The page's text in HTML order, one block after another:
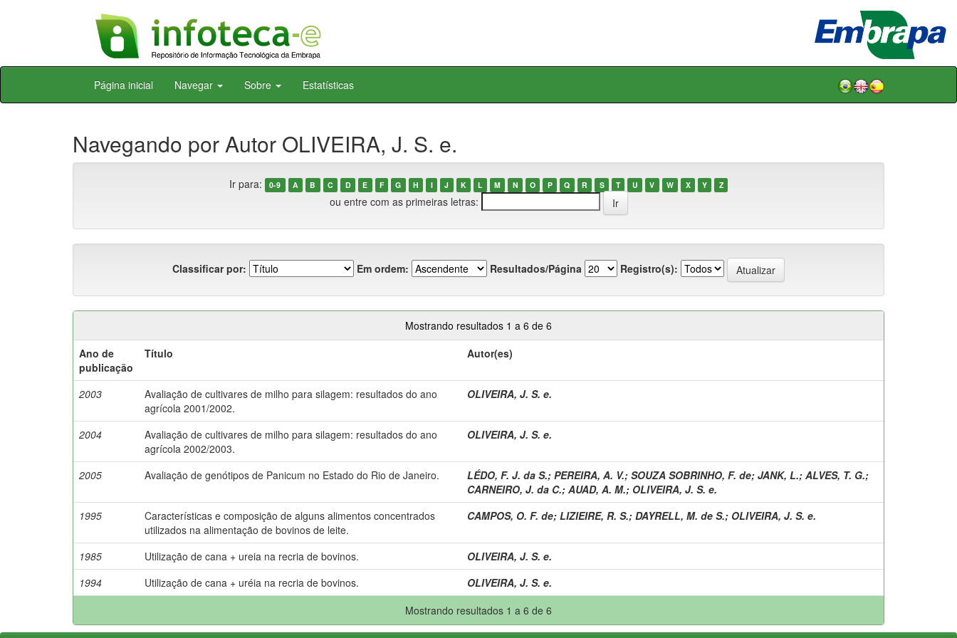
Skip
Página inicial Navegar Sobre Estatísticas
Navegando por Autor OLIVEIRA, J. S. e.
Ir para: 0-9 A B C D E F G H I J K L M N O P Q R S T U V W X Y Z
ou entre com as primeiras letras:
Classificar por: Em ordem: Resultados/Página Registro(s):
Mostrando resultados 1 a 6 de 6
Ano de
publicação
Título Autor(es)
2003
Avaliação de cultivares de milho para silagem: resultados do ano
agrícola 2001/2002.
OLIVEIRA, J. S. e.
2004
Avaliação de cultivares de milho para silagem: resultados do ano
agrícola 2002/2003.
OLIVEIRA, J. S. e.
2005 Avaliação de genótipos de Panicum no Estado do Rio de Janeiro. LÉDO, F. J. da S.; PEREIRA, A. V.; SOUZA SOBRINHO, F. de; JANK, L.; ALVES, T. G.;
CARNEIRO, J. da C.; AUAD, A. M.; OLIVEIRA, J. S. e.
1995
Características e composição de alguns alimentos concentrados
utilizados na alimentação de bovinos de leite.
CAMPOS, O. F. de; LIZIEIRE, R. S.; DAYRELL, M. de S.; OLIVEIRA, J. S. e.
1985 Utilização de cana + ureia na recria de bovinos.
OLIVEIRA, J. S. e.
1994
Utilização de cana + uréia na recria de bovinos.
OLIVEIRA, J. S. e.
Mostrando resultados 1 a 6 de 6